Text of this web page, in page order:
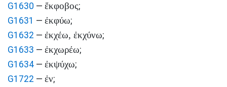
G1630 — ἔκφοβος;
G1631 — ἐκφύω;
G1632 — ἐκχέω, ἐκχύνω;
G1633 — ἐκχωρέω;
G1634 — ἐκψύχω;
G1722 — ἐν;